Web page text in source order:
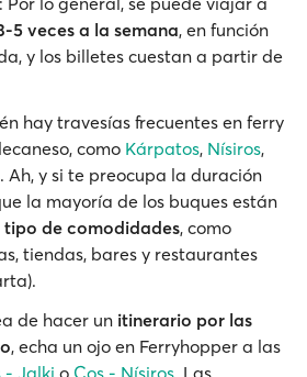
5 veces a la semana, en función
y los billetes cuestan a partir de
hay travesías frecuentes en ferry
como Kárpatos, Nísiros,
. Ah, y si te preocupa la duración
la mayoría de los buques están
de comodidades, como
tiendas, bares y restaurantes
de hacer un itinerario por las
, echa un ojo en Ferryhopper a las
- Jalki o Cos - Nísiros . Las